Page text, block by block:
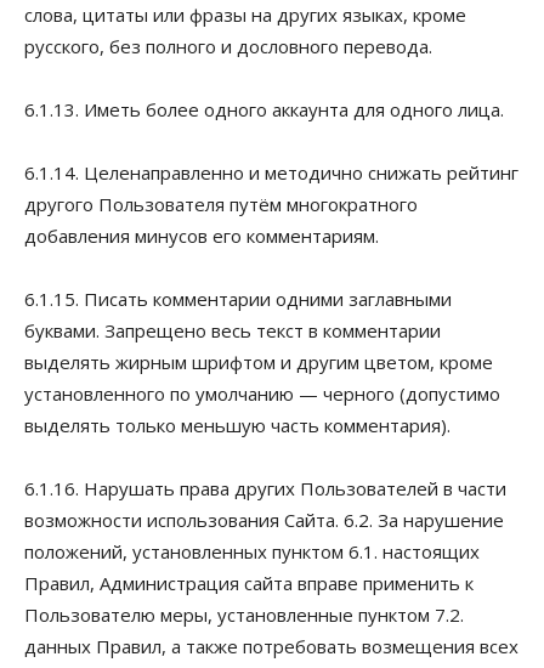
слова, цитаты или фразы на других языках, кроме
русского, без полного и дословного перевода.
6.1.13. Иметь более одного аккаунта для одного лица.
6.1.14. Целенаправленно и методично снижать рейтинг
другого Пользователя путём многократного
добавления минусов его комментариям.
6.1.15. Писать комментарии одними заглавными
буквами. Запрещено весь текст в комментарии
выделять жирным шрифтом и другим цветом, кроме
установленного по умолчанию — черного (допустимо
выделять только меньшую часть комментария).
6.1.16. Нарушать права других Пользователей в части
возможности использования Сайта. 6.2. За нарушение
положений, установленных пунктом 6.1. настоящих
Правил, Администрация сайта вправе применить к
Пользователю меры, установленные пунктом 7.2.
данных Правил, а также потребовать возмещения всех